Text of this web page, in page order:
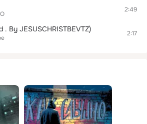
2:49
. By JESUSCHRISTBEVTZ) 2:17